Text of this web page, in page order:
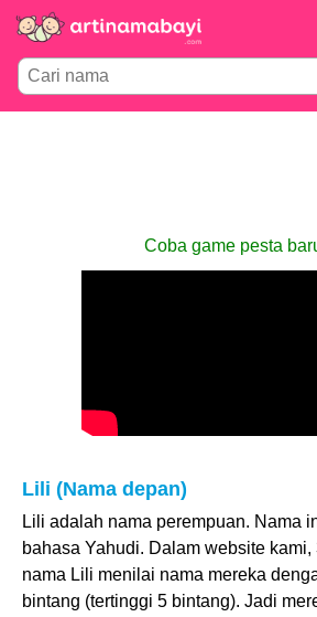
Coba game pesta
Lili (Nama depan)
Lili adalah nama perempuan. Nama
bahasa Yahudi. Dalam website
nama Lili menilai nama mereka
bintang (tertinggi 5 bintang). Jadi